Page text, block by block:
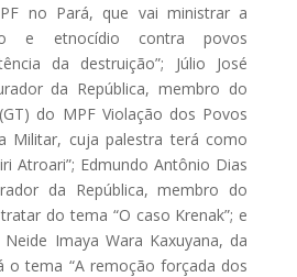
no Pará, que vai ministrar a
e etnocídio contra povos
da destruição”; Júlio José
da República, membro do
do MPF Violação dos Povos
Militar, cuja palestra terá como
Atroari”; Edmundo Antônio Dias
da República, membro do
do tema “O caso Krenak”; e
Imaya Wara Kaxuyana, da
o tema “A remoção forçada dos